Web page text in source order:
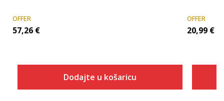
OFFER
57,26 €
Dodajte u košaricu
OFFER
20,99 €